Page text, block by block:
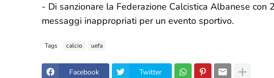
- Di sanzionare la Federazione Calcistica Albanese con
messaggi inappropriati per un evento sportivo.
Tags calcio uefa
Facebook Twitter